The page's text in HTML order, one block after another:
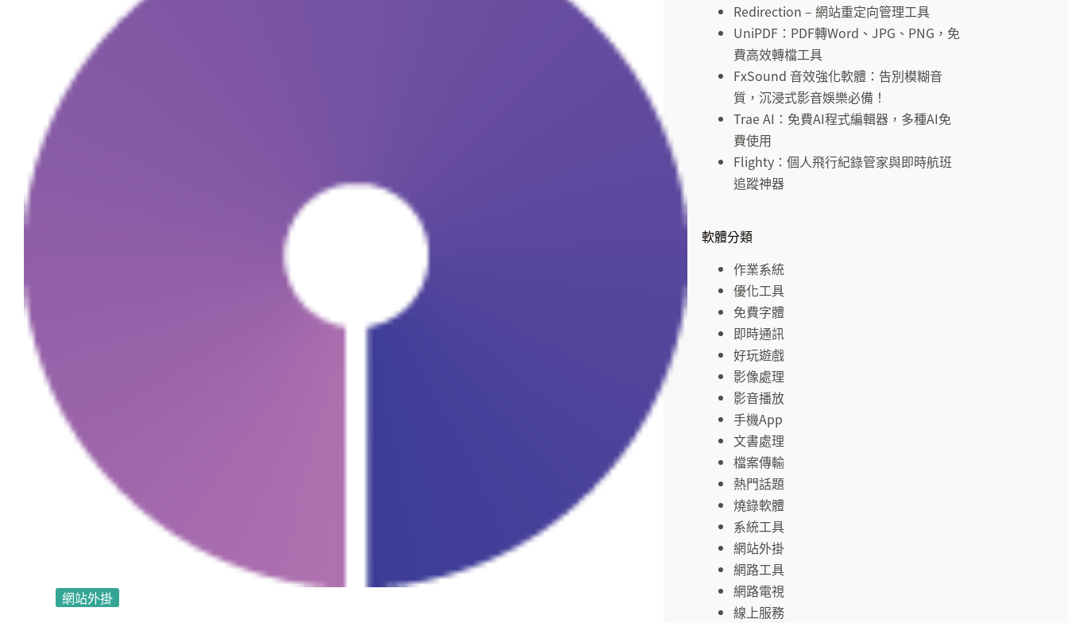
網站外掛
Redirection – 網站重定向管理工具
UniPDF：PDF轉Word、JPG、PNG，免
費高效轉檔工具
FxSound 音效強化軟體：告別模糊音
質，沉浸式影音娛樂必備！
Trae AI：免費AI程式編輯器，多種AI免
費使用
Flighty：個人飛行紀錄管家與即時航班
追蹤神器
軟體分類
作業系統
優化工具
免費字體
即時通訊
好玩遊戲
影像處理
影音播放
手機App
文書處理
檔案傳輸
熱門話題
燒錄軟體
系統工具
網站外掛
網路工具
網路電視
線上服務